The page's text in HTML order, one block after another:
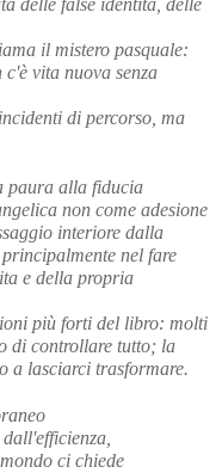
il mistero pasquale:
c'è vita nuova senza
di percorso, ma
paura alla fiducia
non come adesione
interiore dalla
nel fare
e della propria
più forti del libro: molti
di controllare tutto; la
a lasciarci trasformare.
ci chiede